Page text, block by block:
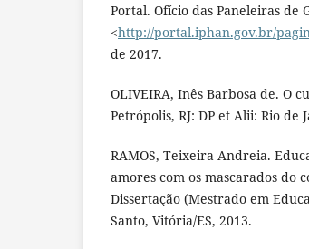
Portal. Ofício das Paneleiras de
<http://portal.iphan.gov.br/
de 2017.
OLIVEIRA, Inês Barbosa de. O
Petrópolis, RJ: DP et Alii: Rio de
RAMOS, Teixeira Andreia.
amores com os mascarados do
Dissertação (Mestrado em
Santo, Vitória/ES, 2013.